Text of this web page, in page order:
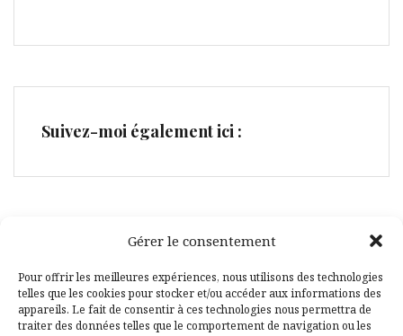
Gérer le consentement
Pour offrir les meilleures expériences, nous utilisons des technologies
telles que les cookies pour stocker et/ou accéder aux informations des
appareils. Le fait de consentir à ces technologies nous permettra de
traiter des données telles que le comportement de navigation ou les
Suivez-moi également ici :
Facebook
Pinterest